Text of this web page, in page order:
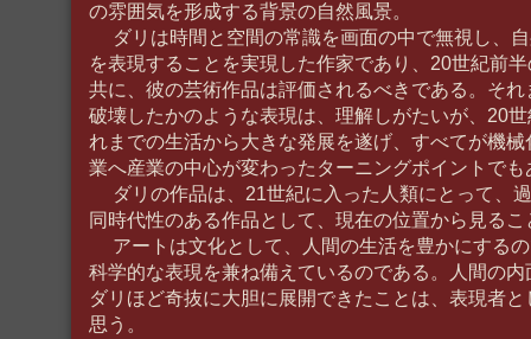
の雰囲気を形成する背景の自然風景。
ダリは時間と空間の常識を画面の中で無視し、
を表現することを実現した作家であり、20世紀前
共に、彼の芸術作品は評価されるべきである。そ
破壊したかのような表現は、理解しがたいが、20
れまでの生活から大きな発展を遂げ、すべてが機
業へ産業の中心が変わったターニングポイントでも
ダリの作品は、21世紀に入った人類にとって、
同時代性のある作品として、現在の位置から見る
アートは文化として、人間の生活を豊かにする
科学的な表現を兼ね備えているのである。人間の
ダリほど奇抜に大胆に展開できたことは、表現者
思う。